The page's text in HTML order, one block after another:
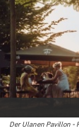
Der Ulanen Pavillon -